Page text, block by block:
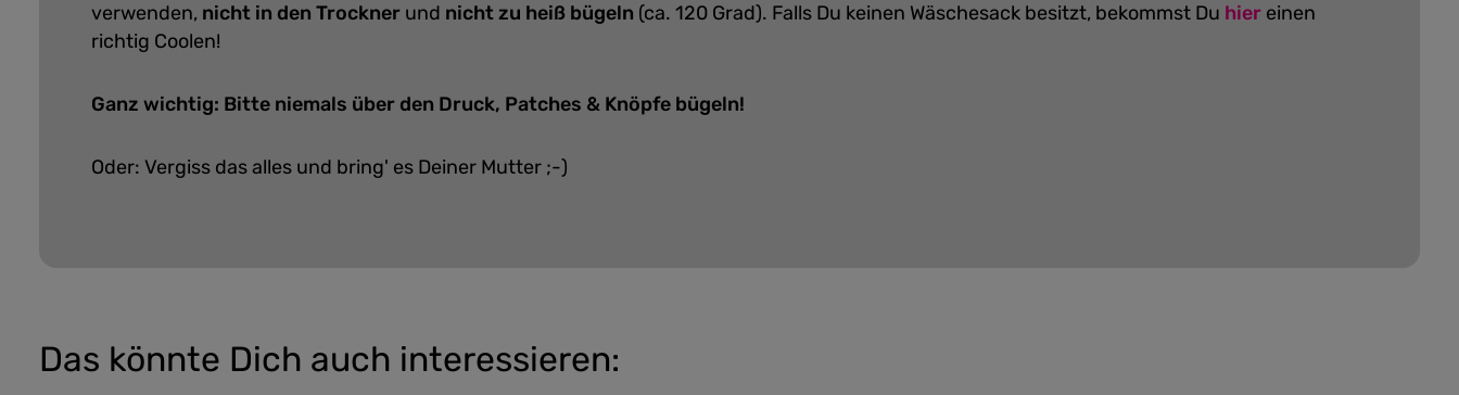
verwenden, nicht in den Trockner und nicht zu heiß bügeln (ca. 120 Grad). Falls Du keinen Wäschesack besitzt, bekommst Du hier einen
richtig Coolen!
Ganz wichtig: Bitte niemals über den Druck, Patches & Knöpfe bügeln!
Oder: Vergiss das alles und bring' es Deiner Mutter ;-)
Das könnte Dich auch interessieren: